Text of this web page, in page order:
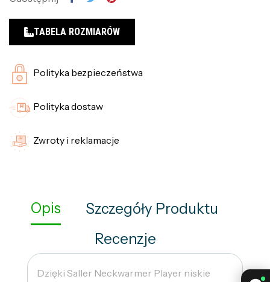
TABELA ROZMIARÓW
Polityka bezpieczeństwa
Polityka dostaw
Zwroty i reklamacje
Opis
Szczegóły Produktu
Recenzje
Dzięki Saller Neckwarmer Player niskie